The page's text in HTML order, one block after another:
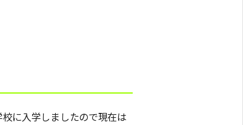
に入学しましたので現在は